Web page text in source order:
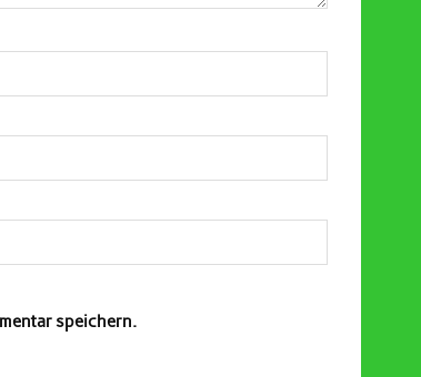
speichern.